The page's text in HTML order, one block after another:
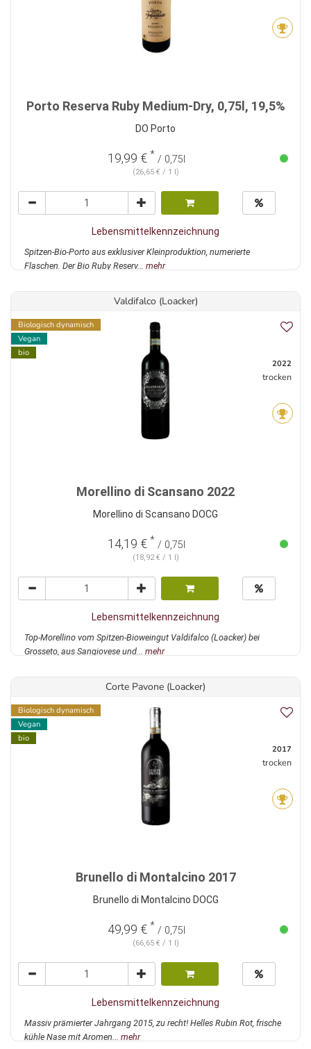
Porto Reserva Ruby Medium-Dry, 0,75l, 19,5%
DO Porto
19,99 € * / 0,75l
(26,65 € / 1 l)
Lebensmittelkennzeichnung
Spitzen-Bio-Porto aus exklusiver Kleinproduktion, numerierte
Flaschen. Der Bio Ruby Reserv... mehr
Valdifalco (Loacker)
Biologisch dynamisch
Vegan
bio
2022
trocken
Morellino di Scansano 2022
Morellino di Scansano DOCG
14,19 € * / 0,75l
(18,92 € / 1 l)
Lebensmittelkennzeichnung
Top-Morellino vom Spitzen-Bioweingut Valdifalco (Loacker) bei
Grosseto, aus Sangiovese und... mehr
Corte Pavone (Loacker)
Biologisch dynamisch
Vegan
bio
2017
trocken
Brunello di Montalcino 2017
Brunello di Montalcino DOCG
49,99 € * / 0,75l
(66,65 € / 1 l)
Lebensmittelkennzeichnung
Massiv prämierter Jahrgang 2015, zu recht! Helles Rubin Rot, frische
kühle Nase mit Aromen... mehr